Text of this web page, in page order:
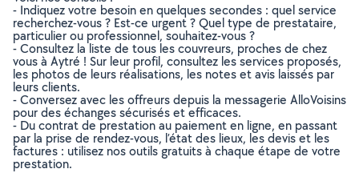
- Indiquez votre besoin en quelques secondes : quel service
recherchez-vous ? Est-ce urgent ? Quel type de prestataire,
particulier ou professionnel, souhaitez-vous ?
- Consultez la liste de tous les couvreurs, proches de chez
vous à Aytré ! Sur leur profil, consultez les services proposés,
les photos de leurs réalisations, les notes et avis laissés par
leurs clients.
- Conversez avec les offreurs depuis la messagerie AlloVoisins
pour des échanges sécurisés et efficaces.
- Du contrat de prestation au paiement en ligne, en passant
par la prise de rendez-vous, l’état des lieux, les devis et les
factures : utilisez nos outils gratuits à chaque étape de votre
prestation.